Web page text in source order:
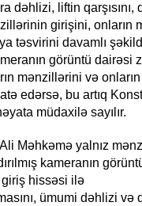
dəhlizi, liftin qarşısını,
girişini, onların
ya təsvirini davamlı
görüntü dairəsi
mənzillərini və onların
edərsə, bu artıq
müdaxilə sayılır.
Məhkəmə yalnız
kameranın
hissəsi ilə
ümumi dəhlizi və